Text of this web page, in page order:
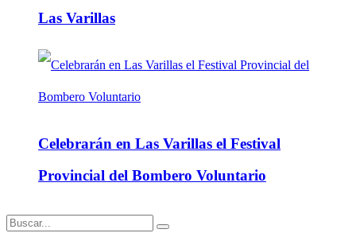
Las Varillas
Celebrarán en Las Varillas el Festival
Provincial del Bombero Voluntario